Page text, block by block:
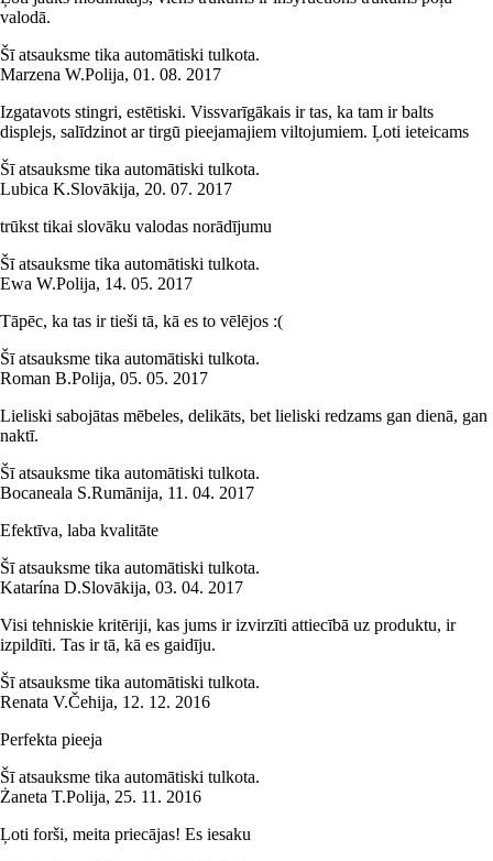
valodā.
Šī atsauksme tika automātiski tulkota.
Marzena W.Polija, 01. 08. 2017
Izgatavots stingri, estētiski. Vissvarīgākais ir tas, ka tam ir balts
displejs, salīdzinot ar tirgū pieejamajiem viltojumiem. Ļoti ieteicams
Šī atsauksme tika automātiski tulkota.
Lubica K.Slovākija, 20. 07. 2017
trūkst tikai slovāku valodas norādījumu
Šī atsauksme tika automātiski tulkota.
Ewa W.Polija, 14. 05. 2017
Tāpēc, ka tas ir tieši tā, kā es to vēlējos :(
Šī atsauksme tika automātiski tulkota.
Roman B.Polija, 05. 05. 2017
Lieliski sabojātas mēbeles, delikāts, bet lieliski redzams gan dienā, gan
naktī.
Šī atsauksme tika automātiski tulkota.
Bocaneala S.Rumānija, 11. 04. 2017
Efektīva, laba kvalitāte
Šī atsauksme tika automātiski tulkota.
Katarína D.Slovākija, 03. 04. 2017
Visi tehniskie kritēriji, kas jums ir izvirzīti attiecībā uz produktu, ir
izpildīti. Tas ir tā, kā es gaidīju.
Šī atsauksme tika automātiski tulkota.
Renata V.Čehija, 12. 12. 2016
Perfekta pieeja
Šī atsauksme tika automātiski tulkota.
Żaneta T.Polija, 25. 11. 2016
Ļoti forši, meita priecājas! Es iesaku